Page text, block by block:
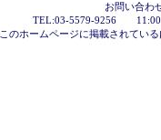
お問い合わ
TEL:03-5579-9256 11:00
このホームページに掲載されてい